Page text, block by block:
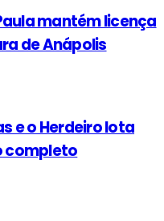
mantém licença
de Anápolis
e o Herdeiro lota
completo